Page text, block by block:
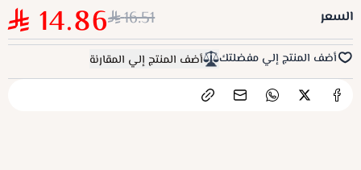
السعر 16.51
14.86
أضف المنتج إلي مفضلتك أضف المنتج إلي المقارنة